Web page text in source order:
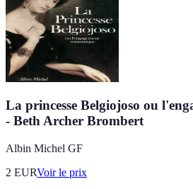
La princesse Belgiojoso ou
- Beth Archer Brombert
Albin Michel GF
2 EURVoir le prix